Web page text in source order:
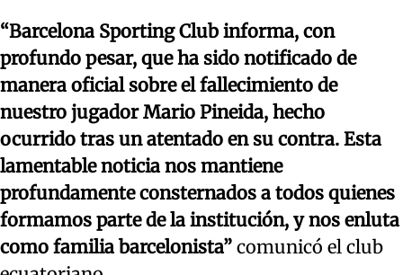
“Barcelona Sporting Club informa, con
profundo pesar, que ha sido notificado de
manera oficial sobre el fallecimiento de
nuestro jugador Mario Pineida, hecho
ocurrido tras un atentado en su contra. Esta
lamentable noticia nos mantiene
profundamente consternados a todos quienes
formamos parte de la institución, y nos enluta
como familia barcelonista” comunicó el club